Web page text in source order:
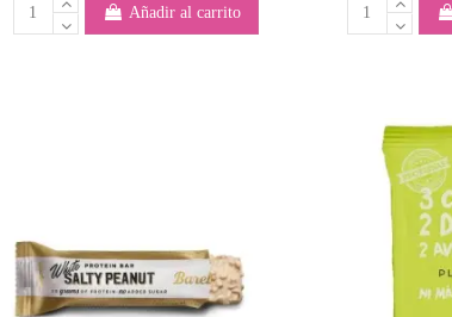
Añadir al carrito